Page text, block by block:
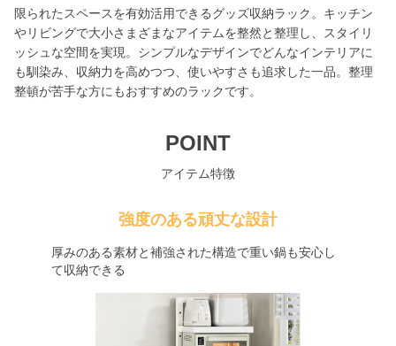
限られたスペースを有効活用できるグッズ収納ラック。キッチン
やリビングで大小さまざまなアイテムを整然と整理し、スタイリ
ッシュな空間を実現。シンプルなデザインでどんなインテリアに
も馴染み、収納力を高めつつ、使いやすさも追求した一品。整理
整頓が苦手な方にもおすすめのラックです。
POINT
アイテム特徴
強度のある頑丈な設計
厚みのある素材と補強された構造で重い鍋も安心し
て収納できる